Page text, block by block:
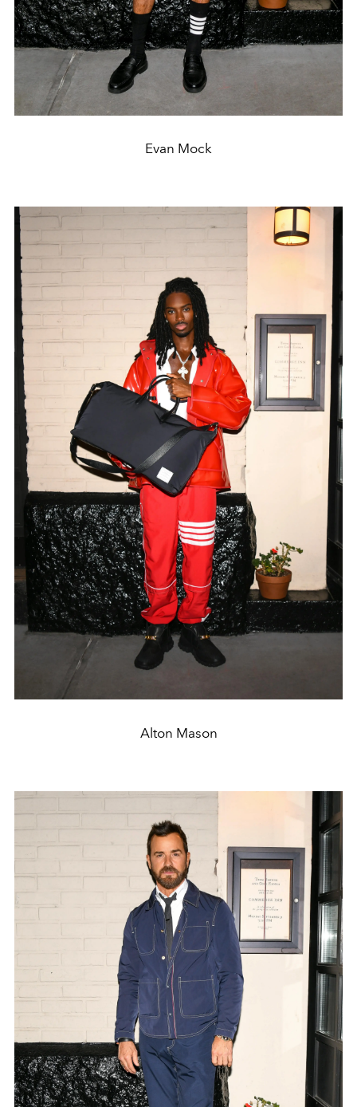
Evan Mock
Alton Mason